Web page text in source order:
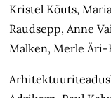
Kristel Kõuts,
Raudsepp, Anne
Malken, Merle Äri-